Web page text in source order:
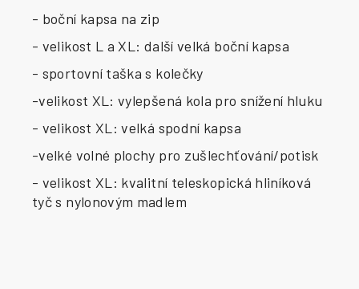
- boční kapsa na zip
- velikost L a XL: další velká boční kapsa
- sportovní taška s kolečky
-velikost XL: vylepšená kola pro snížení hluku
- velikost XL: velká spodní kapsa
-velké volné plochy pro zušlechťování/potisk
- velikost XL: kvalitní teleskopická hliníková
tyč s nylonovým madlem